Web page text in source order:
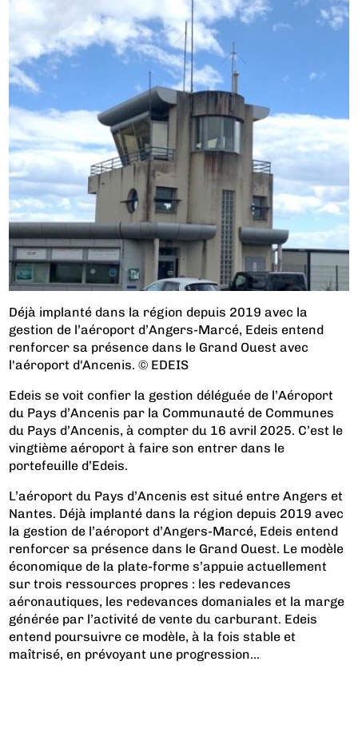
Déjà implanté dans la région depuis 2019 avec la
gestion de l’aéroport d’Angers-Marcé, Edeis entend
renforcer sa présence dans le Grand Ouest avec
l'aéroport d'Ancenis. © EDEIS
Edeis se voit confier la gestion déléguée de l’Aéroport
du Pays d’Ancenis par la Communauté de Communes
du Pays d’Ancenis, à compter du 16 avril 2025. C’est le
vingtième aéroport à faire son entrer dans le
portefeuille d’Edeis.
L’aéroport du Pays d’Ancenis est situé entre Angers et
Nantes. Déjà implanté dans la région depuis 2019 avec
la gestion de l’aéroport d’Angers-Marcé, Edeis entend
renforcer sa présence dans le Grand Ouest. Le modèle
économique de la plate-forme s’appuie actuellement
sur trois ressources propres : les redevances
aéronautiques, les redevances domaniales et la marge
générée par l’activité de vente du carburant. Edeis
entend poursuivre ce modèle, à la fois stable et
maîtrisé, en prévoyant une progression...